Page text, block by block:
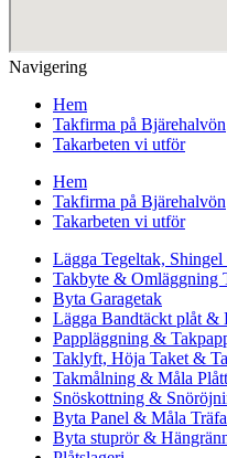
Navigering
Hem
Takfirma på Bjärehalvön
Takarbeten vi utför
Hem
Takfirma på Bjärehalvön
Takarbeten vi utför
Lägga Tegeltak,
Takbyte & Omläggning
Byta Garagetak
Lägga Bandtäckt plåt &
Pappläggning &
Taklyft, Höja Taket &
Takmålning & Måla
Snöskottning &
Byta Panel & Måla
Byta stuprör &